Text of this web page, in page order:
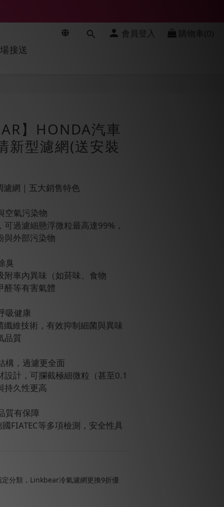
會員登入 購物車(0)
接送
】HONDA汽車
新型濾網(送安裝
濾網｜五大銷售特色
空氣污染物
過濾細懸浮微粒最高達99%，
與外部污染物
臭
附車內異味（如菸味、食物
醛等有害氣體
吸健康
維技術，有效抑制細菌與異味
品質
構，過濾更全面
設計，可攔截極細微粒（甚至0.1
持久性更高
質有保障
國FIATEC等多項檢測，安全性具
分類，Linkbear冷氣濾網更換9折優